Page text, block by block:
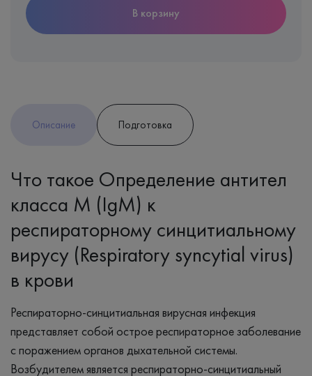
В корзину
Описание Подготовка
Что такое Определение антител
класса M (IgM) к
респираторному синцитиальному
вирусу (Respiratory syncytial virus)
в крови
Респираторно-синцитиальная вирусная инфекция
представляет собой острое респираторное заболевание
с поражением органов дыхательной системы.
Возбудителем является респираторно-синцитиальный